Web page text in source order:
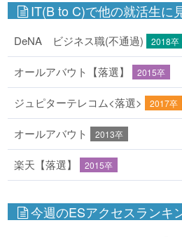
IT(B to C)で他の就活生に
DeNA ビジネス職(不通過) 2018卒
オールアバウト【落選】 2015卒
ジュピターテレコム<落選> 2017卒
オールアバウト 2013卒
楽天【落選】 2015卒
今週のESアクセスランキ